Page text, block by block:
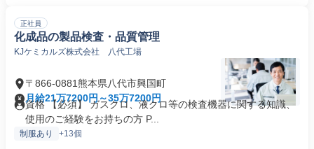
正社員
化成品の製品検査・品質管理
KJケミカルズ株式会社 八代工場
〒866-0881熊本県八代市興国町
月給21万7200円～35万7200円
資格 【必須】 ガスクロ、液クロ等の検査機器に関する知識、
使用のご経験をお持ちの方 P...
制服あり +13個